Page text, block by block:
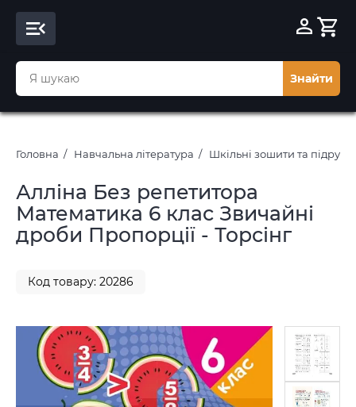
Знайти
Головна Навчальна література Шкільні зошити та
Алліна Без репетитора
Математика 6 клас Звичайні
дроби Пропорції - Торсінг
Код товару: 20286